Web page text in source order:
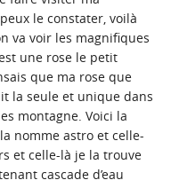
le constater, voilà
va voir les magnifiques
une rose le petit
que ma rose que
la seule et unique dans
montagne. Voici la
nomme astro et celle-
et celle-là je la trouve
cascade d’eau